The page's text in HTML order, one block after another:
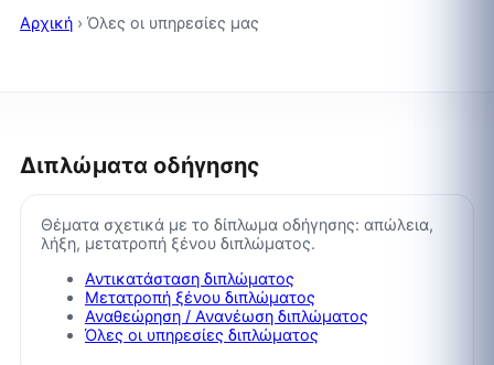
Αρχική› Όλες οι υπηρεσίες μας
Διπλώματα οδήγησης
Θέματα σχετικά με το δίπλωμα οδήγησης: απώλεια,
λήξη, μετατροπή ξένου διπλώματος.
Αντικατάσταση διπλώματος
Μετατροπή ξένου διπλώματος
Αναθεώρηση / Ανανέωση διπλώματος
Όλες οι υπηρεσίες διπλώματος